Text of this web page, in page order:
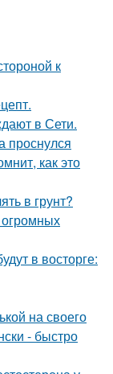
к
в Сети.
проснулся
как это
в грунт?
огромных
в восторге:
на своего
- быстро